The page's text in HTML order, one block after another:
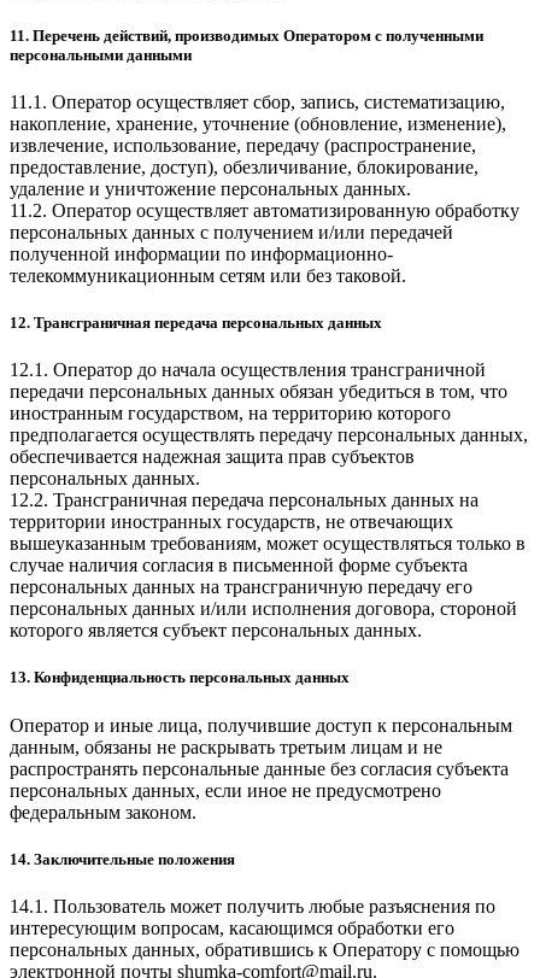
11. Перечень действий, производимых Оператором с полученными
персональными данными
11.1. Оператор осуществляет сбор, запись, систематизацию,
накопление, хранение, уточнение (обновление, изменение),
извлечение, использование, передачу (распространение,
предоставление, доступ), обезличивание, блокирование,
удаление и уничтожение персональных данных.
11.2. Оператор осуществляет автоматизированную обработку
персональных данных с получением и/или передачей
полученной информации по информационно-
телекоммуникационным сетям или без таковой.
12. Трансграничная передача персональных данных
12.1. Оператор до начала осуществления трансграничной
передачи персональных данных обязан убедиться в том, что
иностранным государством, на территорию которого
предполагается осуществлять передачу персональных данных,
обеспечивается надежная защита прав субъектов
персональных данных.
12.2. Трансграничная передача персональных данных на
территории иностранных государств, не отвечающих
вышеуказанным требованиям, может осуществляться только в
случае наличия согласия в письменной форме субъекта
персональных данных на трансграничную передачу его
персональных данных и/или исполнения договора, стороной
которого является субъект персональных данных.
13. Конфиденциальность персональных данных
Оператор и иные лица, получившие доступ к персональным
данным, обязаны не раскрывать третьим лицам и не
распространять персональные данные без согласия субъекта
персональных данных, если иное не предусмотрено
федеральным законом.
14. Заключительные положения
14.1. Пользователь может получить любые разъяснения по
интересующим вопросам, касающимся обработки его
персональных данных, обратившись к Оператору с помощью
электронной почты shumka-comfort@mail.ru.